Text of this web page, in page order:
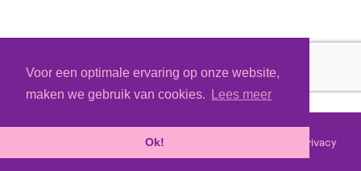
Voor een optimale ervaring op onze website,
maken we gebruik van cookies.
Lees meer
Ok!
Tixly Privacy